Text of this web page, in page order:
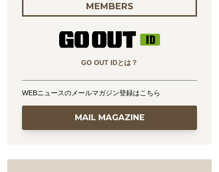
MEMBERS
GO OUT IDとは？
WEBニュースのメールマガジン登録はこちら
MAIL MAGAZINE